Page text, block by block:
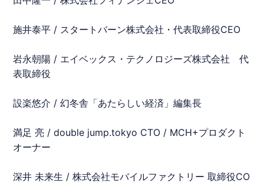
施井泰平 / スタートバーン株式会社・代表取締役CEO
岩永朝陽 / エイベックス・テクノロジーズ株式会社 代
表取締役
設楽悠介 / 幻冬舎「あたらしい経済」編集長
満足 亮 / double jump.tokyo CTO / MCH+プロダクト
オーナー
深井 未来生 / 株式会社モバイルファクトリー 取締役CO